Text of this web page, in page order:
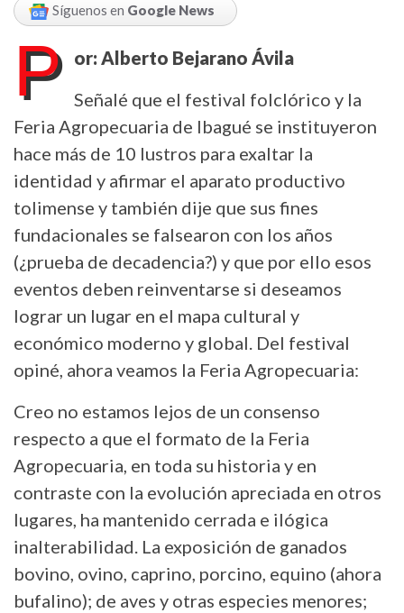
Síguenos en Google News
P
or: Alberto Bejarano Ávila
Señalé que el festival folclórico y la
Feria Agropecuaria de Ibagué se instituyeron
hace más de 10 lustros para exaltar la
identidad y afirmar el aparato productivo
tolimense y también dije que sus fines
fundacionales se falsearon con los años
(¿prueba de decadencia?) y que por ello esos
eventos deben reinventarse si deseamos
lograr un lugar en el mapa cultural y
económico moderno y global. Del festival
opiné, ahora veamos la Feria Agropecuaria:
Creo no estamos lejos de un consenso
respecto a que el formato de la Feria
Agropecuaria, en toda su historia y en
contraste con la evolución apreciada en otros
lugares, ha mantenido cerrada e ilógica
inalterabilidad. La exposición de ganados
bovino, ovino, caprino, porcino, equino (ahora
bufalino); de aves y otras especies menores;